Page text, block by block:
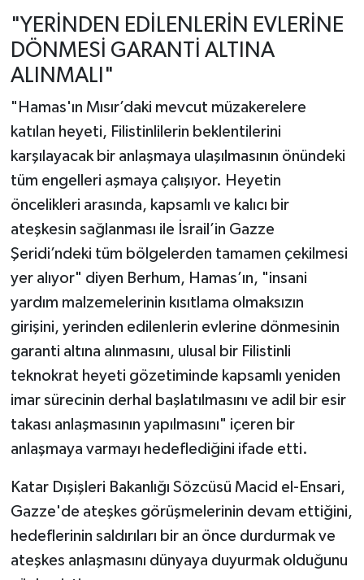
"YERİNDEN EDİLENLERİN EVLERİNE
DÖNMESİ GARANTİ ALTINA
ALINMALI"
"Hamas'ın Mısır’daki mevcut müzakerelere
katılan heyeti, Filistinlilerin beklentilerini
karşılayacak bir anlaşmaya ulaşılmasının önündeki
tüm engelleri aşmaya çalışıyor. Heyetin
öncelikleri arasında, kapsamlı ve kalıcı bir
ateşkesin sağlanması ile İsrail’in Gazze
Şeridi’ndeki tüm bölgelerden tamamen çekilmesi
yer alıyor" diyen Berhum, Hamas’ın, "insani
yardım malzemelerinin kısıtlama olmaksızın
girişini, yerinden edilenlerin evlerine dönmesinin
garanti altına alınmasını, ulusal bir Filistinli
teknokrat heyeti gözetiminde kapsamlı yeniden
imar sürecinin derhal başlatılmasını ve adil bir esir
takası anlaşmasının yapılmasını" içeren bir
anlaşmaya varmayı hedeflediğini ifade etti.
Katar Dışişleri Bakanlığı Sözcüsü Macid el-Ensari,
Gazze'de ateşkes görüşmelerinin devam ettiğini,
hedeflerinin saldırıları bir an önce durdurmak ve
ateşkes anlaşmasını dünyaya duyurmak olduğunu